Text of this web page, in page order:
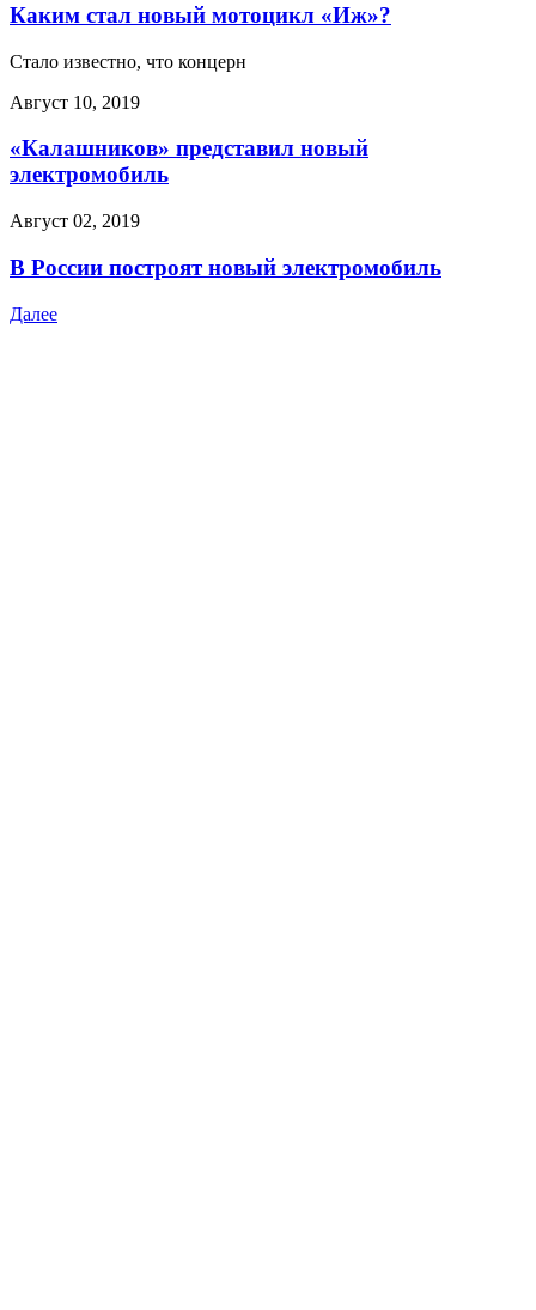
Каким стал новый мотоцикл «Иж»?
Стало известно, что концерн
Август 10, 2019
«Калашников» представил новый
электромобиль
Август 02, 2019
В России построят новый электромобиль
Далее